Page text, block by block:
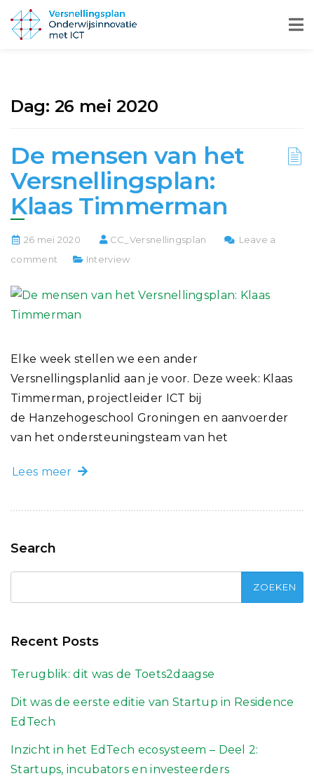
Dag: 26 mei 2020
De mensen van het
Versnellingsplan:
Klaas Timmerman
26 mei 2020 CC_Versnellingsplan
Leave a
comment
Interview
Elke week stellen we een ander
Versnellingsplanlid aan je voor. Deze week: Klaas
Timmerman, projectleider ICT bij
de Hanzehogeschool Groningen en aanvoerder
van het ondersteuningsteam van het
Lees meer
Search
Recent Posts
Terugblik: dit was de Toets2daagse
Dit was de eerste editie van Startup in Residence
EdTech
Inzicht in het EdTech ecosysteem – Deel 2:
Startups, incubators en investeerders